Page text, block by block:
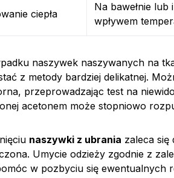
ciepła
Na bawełnie
wpływem
naszywek naszywanych na
z metody bardziej delikatnej.
przeprowadzając test na
acetonem może stopniowo
naszywki z ubrania zaleca się
Umycie odzieży zgodnie z
w pozbyciu się ewentualnych